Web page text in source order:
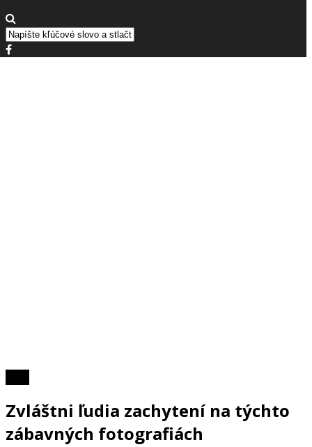
Zvláštni ľudia zachytení na týchto
zábavných fotografiách